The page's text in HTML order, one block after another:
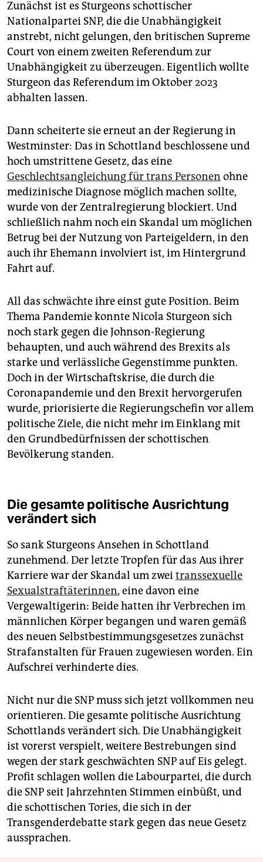
Zunächst ist es Sturgeons schottischer
Nationalpartei SNP, die die Unabhängigkeit
anstrebt, nicht gelungen, den britischen Supreme
Court von einem zweiten Referendum zur
Unabhängigkeit zu überzeugen. Eigentlich wollte
Sturgeon das Referendum im Oktober 2023
abhalten lassen.
Dann scheiterte sie erneut an der Regierung in
Westminster: Das in Schottland beschlossene und
hoch umstrittene Gesetz, das eine
Geschlechtsangleichung für trans Personen ohne
medizinische Diagnose möglich machen sollte,
wurde von der Zentralregierung blockiert. Und
schließlich nahm noch ein Skandal um möglichen
Betrug bei der Nutzung von Parteigeldern, in den
auch ihr Ehemann involviert ist, im Hintergrund
Fahrt auf.
All das schwächte ihre einst gute Position. Beim
Thema Pandemie konnte Nicola Sturgeon sich
noch stark gegen die Johnson-Regierung
behaupten, und auch während des Brexits als
starke und verlässliche Gegenstimme punkten.
Doch in der Wirtschaftskrise, die durch die
Coronapandemie und den Brexit hervorgerufen
wurde, priorisierte die Regierungschefin vor allem
politische Ziele, die nicht mehr im Einklang mit
den Grundbedürfnissen der schottischen
Bevölkerung standen.
Die gesamte politische Ausrichtung
verändert sich
So sank Sturgeons Ansehen in Schottland
zunehmend. Der letzte Tropfen für das Aus ihrer
Kar­rie­re war der Skandal um zweitranssexuelle
Sexualstraftäterinnen, eine davon eine
Vergewaltigerin: Beide hatten ihr Verbrechen im
männlichen Körper begangen und waren gemäß
des neuen Selbstbestimmungsgesetzes zunächst
Strafanstalten für Frauen zugewiesen worden. Ein
Aufschrei verhinderte dies.
Nicht nur die SNP muss sich jetzt vollkommen neu
orientieren. Die gesamte politische Ausrichtung
Schottlands verändert sich. Die Unabhängigkeit
ist vorerst verspielt, weitere Bestrebungen sind
wegen der stark geschwächten SNP auf Eis gelegt.
Profit schlagen wollen die Labourpartei, die durch
die SNP seit Jahrzehnten Stimmen einbüßt, und
die schottischen Tories, die sich in der
Transgenderdebatte stark gegen das neue Gesetz
aussprachen.